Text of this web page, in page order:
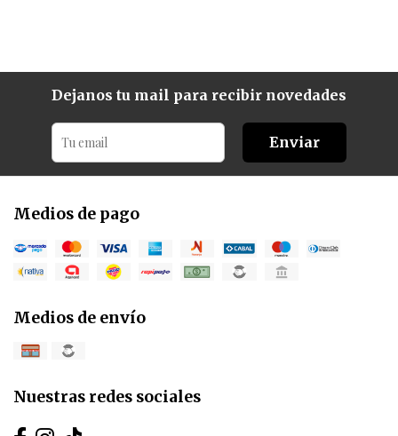
Dejanos tu mail para recibir novedades
Enviar
Medios de pago
Medios de envío
Nuestras redes sociales